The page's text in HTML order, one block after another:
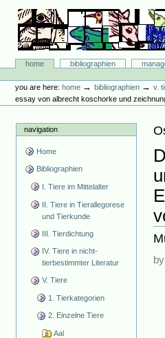
content.
navigation
Bibliographie-Portal
Sectionshome bibliographien
tools
you are here: home →bibliographien →v.
essay von albrecht koschorke und
navigation
Home
Bibliographien
I. Tiere im Mittelalter
II. Tiere in Tierallegorese
und Tierkunde
III. Tierdichtung
IV. Tiere in nicht-
tierbestimmter Literatur
V. Tiere
1. Tierkategorien
2. Einzelne Tiere
Aal
by